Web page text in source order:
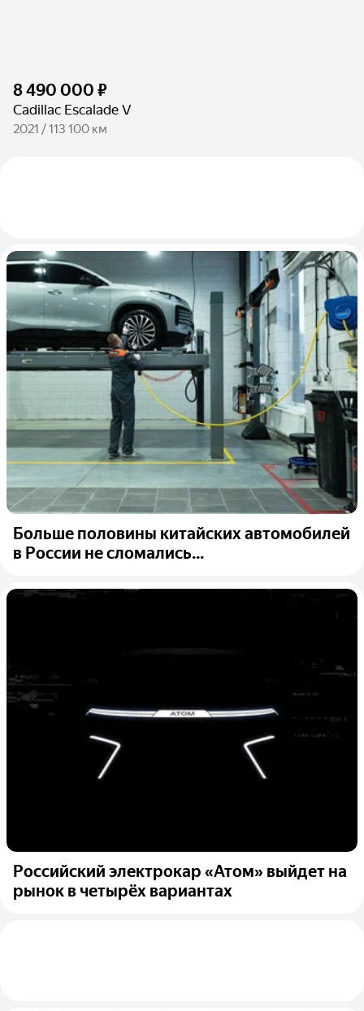
8 490 000 ₽
Cadillac Escalade V
2021 / 113 100 км
Больше половины китайских автомобилей
в России не сломались...
Российский электрокар «Атом» выйдет на
рынок в четырёх вариантах